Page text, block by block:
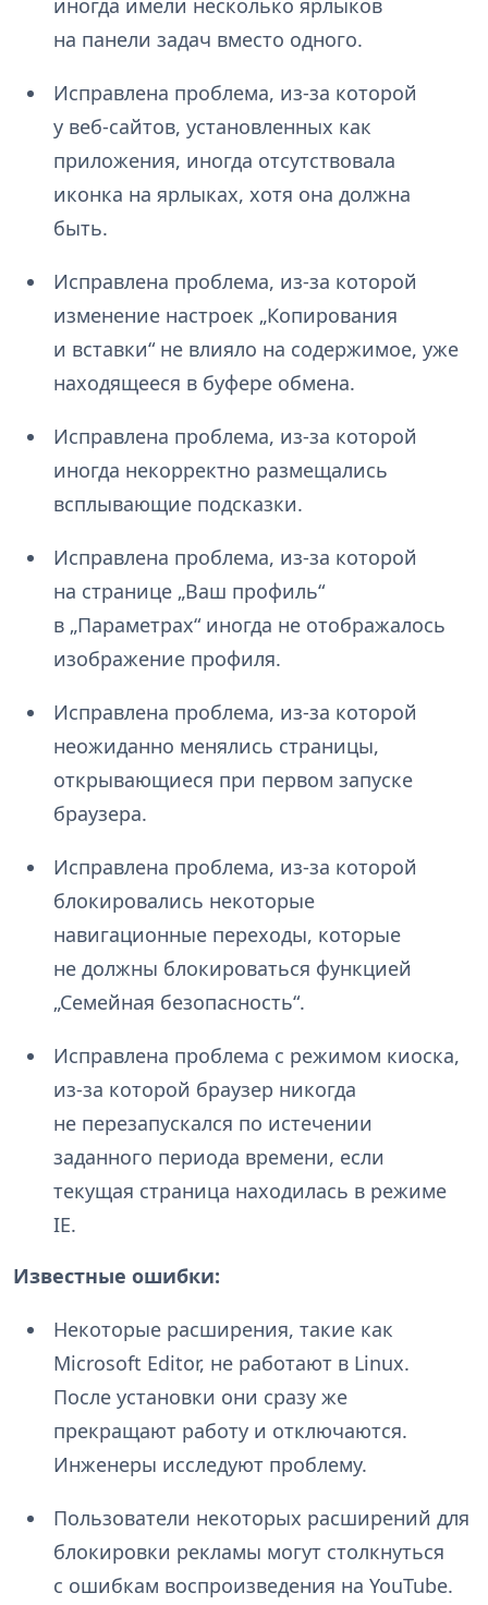
иногда имели несколько ярлыков
на панели задач вместо одного.
Исправлена проблема, из-за которой
у веб-сайтов, установленных как
приложения, иногда отсутствовала
иконка на ярлыках, хотя она должна
быть.
Исправлена проблема, из-за которой
изменение настроек „Копирования
и вставки“ не влияло на содержимое, уже
находящееся в буфере обмена.
Исправлена проблема, из-за которой
иногда некорректно размещались
всплывающие подсказки.
Исправлена проблема, из-за которой
на странице „Ваш профиль“
в „Параметрах“ иногда не отображалось
изображение профиля.
Исправлена проблема, из-за которой
неожиданно менялись страницы,
открывающиеся при первом запуске
браузера.
Исправлена проблема, из-за которой
блокировались некоторые
навигационные переходы, которые
не должны блокироваться функцией
„Семейная безопасность“.
Исправлена проблема с режимом киоска,
из-за которой браузер никогда
не перезапускался по истечении
заданного периода времени, если
текущая страница находилась в режиме
IE.
Известные ошибки:
Некоторые расширения, такие как
Microsoft Editor, не работают в Linux.
После установки они сразу же
прекращают работу и отключаются.
Инженеры исследуют проблему.
Пользователи некоторых расширений для
блокировки рекламы могут столкнуться
с ошибкам воспроизведения на YouTube.